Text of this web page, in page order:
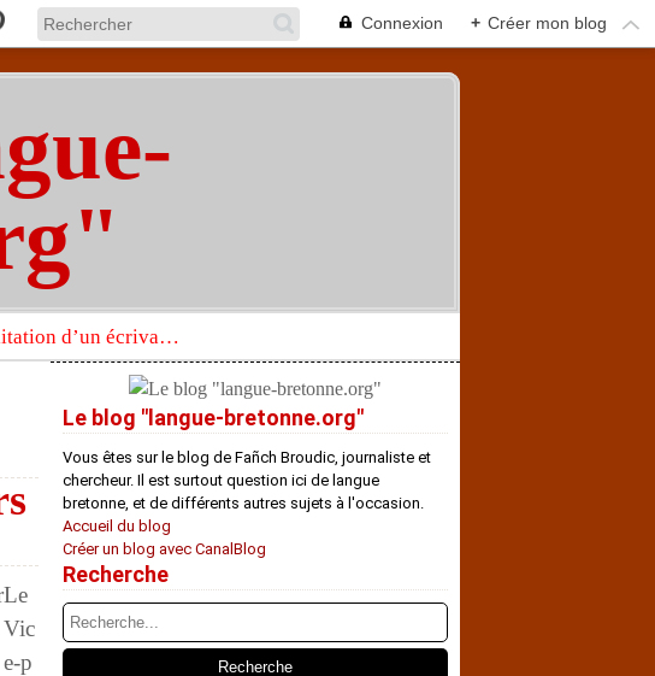
Connexion + Créer mon blog
Réhabilitation d’un écrivain de langue bretonne aujourd’hui mal connu et méconnu
Le
Vic
e-p
Le blog "langue-bretonne.org"
Vous êtes sur le blog de Fañch Broudic, journaliste et
chercheur. Il est surtout question ici de langue
bretonne, et de différents autres sujets à l'occasion.
Accueil du blog
Créer un blog avec CanalBlog
Recherche